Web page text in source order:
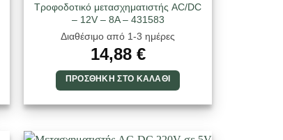
Τροφοδοτικό μετασχηματιστής AC/DC
– 12V – 8A – 431583
Διαθέσιμο από 1-3 ημέρες
14,88 €
ΠΡΟΣΘΉΚΗ ΣΤΟ ΚΑΛΆΘΙ